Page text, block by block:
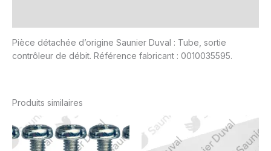
Pièce détachée d’origine Saunier Duval : Tube, sortie
contrôleur de débit. Référence fabricant : 0010035595.
Produits similaires